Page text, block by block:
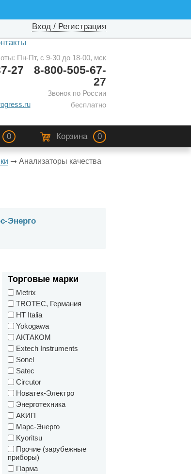
Вход / Регистрация
Пн-Пт, с 9-30 до 18-00, мск
8-800-505-67-
27
Звонок по России
бесплатно
27
0 Корзина 0
Анализаторы качества
Энерго
Торговые марки
Metrix
TROTEC, Германия
HT Italia
Yokogawa
АКТАКОМ
Extech Instruments
Sonel
Satec
Circutor
Новатек-Электро
Энерготехника
АКИП
Марс-Энерго
Kyoritsu
Прочие (зарубежные
приборы)
Парма